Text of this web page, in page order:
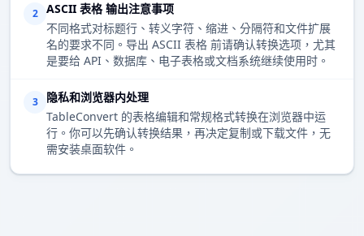
2
ASCII 表格 输出注意事项
不同格式对标题行、转义字符、缩进、分隔符和文件扩展
名的要求不同。导出 ASCII 表格 前请确认转换选项，尤其
是要给 API、数据库、电子表格或文档系统继续使用时。
3
隐私和浏览器内处理
TableConvert 的表格编辑和常规格式转换在浏览器中运
行。你可以先确认转换结果，再决定复制或下载文件，无
需安装桌面软件。